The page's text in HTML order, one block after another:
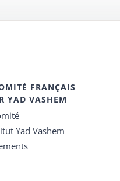
FRANÇAIS
YAD VASHEM
Yad Vashem